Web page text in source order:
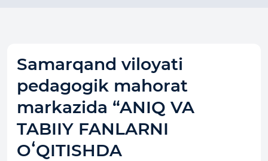
Samarqand viloyati
pedagogik mahorat
markazida “ANIQ VA
TABIIY FANLARNI
OʻQITISHDA